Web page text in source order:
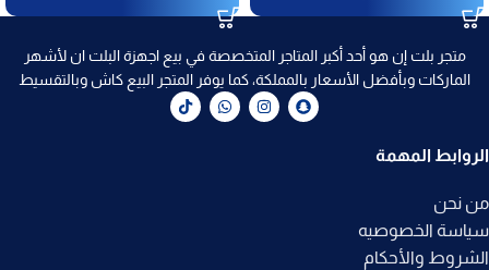
متجر بلت إن هو أحد أكبر المتاجر المتخصصة في بيع اجهزة البلت ان لأشهر
الماركات وبأفضل الأسعار بالمملكة، كما يوفر المتجر البيع كاش وبالتقسيط
الروابط المهمة
من نحن
سياسة الخصوصيه
الشروط والأحكام